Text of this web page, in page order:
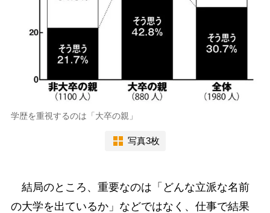
学歴を重視するのは「大卒の親」
写真3枚
結局のところ、重要なのは「どんな立派な名前
の大学を出ているか」などではなく、仕事で結果